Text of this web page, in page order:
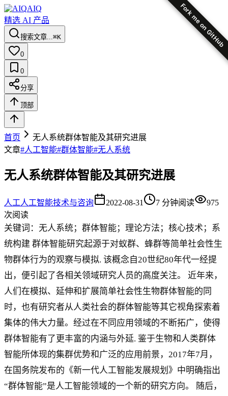
Fork me on GitHub
AIQ
精选 AI 产品
搜索文章...⌘K
0
0
分享
顶部
首页
无人系统群体智能及其研究进展
文章#人工智能#群体智能#无人系统
无人系统群体智能及其研究进展
人工人工智能技术与咨询 2022-08-31 7 分钟阅读
975
次阅读
关键词：无人系统；群体智能；理论方法；核心技术；系
统构建 群体智能研究起源于对蚁群、蜂群等简单社会性生
物群体行为的观察与模拟. 该概念自20世纪80年代一经提
出，便引起了各相关领域研究人员的高度关注。 近年来，
人们在模拟、延伸和扩展简单社会性生物群体智能的同
时，也有研究者从人类社会的群体智能等其它视角探索着
集体的伟大力量。经过在不同应用领域的不断拓广，使得
群体智能有了更丰富的内涵与外延. 鉴于生物和人类群体
智能所体现的集群优势和广泛的应用前景，2017年7月，
在国务院发布的《新一代人工智能发展规划》中明确指出
“群体智能”是人工智能领域的一个新的研究方向。 随后，